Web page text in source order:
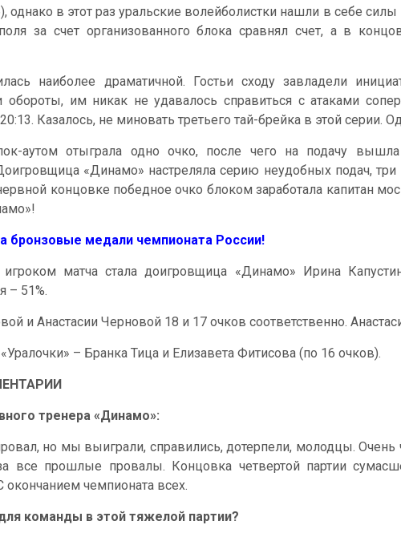
однако в этот раз уральские волейболистки нашли в себе
за счет организованного блока сравнял счет, а в
наиболее драматичной. Гостьи сходу завладели
им никак не удавалось справиться с атаками
Казалось, не миновать третьего тай-брейка в этой
аутом отыграла одно очко, после чего на подачу
«Динамо» настреляла серию неудобных подач,
концовке победное очко блоком заработала капитан
бронзовые медали чемпионата России!
матча стала доигровщица «Динамо» Ирина
– 51%.
и Анастасии Черновой 18 и 17 очков соответственно.
– Бранка Тица и Елизавета Фитисова (по 16 очков).
тренера «Динамо»:
но мы выиграли, справились, дотерпели, молодцы. Очень
все прошлые провалы. Концовка четвертой партии
чемпионата всех.
команды в этой тяжелой партии?